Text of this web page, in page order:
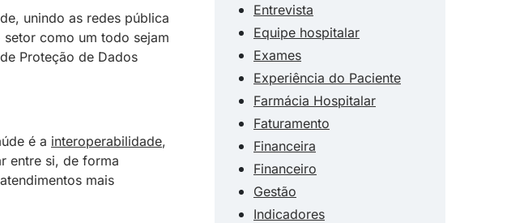
unindo as redes pública
como um todo sejam
Proteção de Dados
é a interoperabilidade,
entre si, de forma
mais
Entrevista
Equipe hospitalar
Exames
Experiência do Paciente
Farmácia Hospitalar
Faturamento
Financeira
Financeiro
Gestão
Indicadores